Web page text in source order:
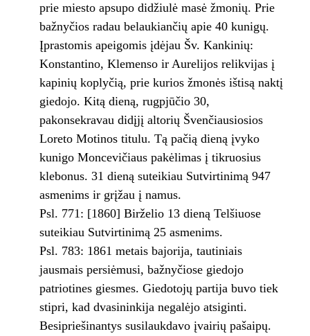
prie miesto apsupo didžiulė masė žmonių. Prie
bažnyčios radau belaukiančių apie 40 kunigų.
Įprastomis apeigomis įdėjau Šv. Kankinių:
Konstantino, Klemenso ir Aurelijos relikvijas į
kapinių koplyčią, prie kurios žmonės ištisą naktį
giedojo. Kitą dieną, rugpjūčio 30,
pakonsekravau didįjį altorių Švenčiausiosios
Loreto Motinos titulu. Tą pačią dieną įvyko
kunigo Moncevičiaus pakėlimas į tikruosius
klebonus. 31 dieną suteikiau Sutvirtinimą 947
asmenims ir grįžau į namus.
Psl. 771: [1860] Birželio 13 dieną Telšiuose
suteikiau Sutvirtinimą 25 asmenims.
Psl. 783: 1861 metais bajorija, tautiniais
jausmais persiėmusi, bažnyčiose giedojo
patriotines giesmes. Giedotojų partija buvo tiek
stipri, kad dvasininkija negalėjo atsiginti.
Besipriešinantys susilaukdavo įvairių pašaipų.